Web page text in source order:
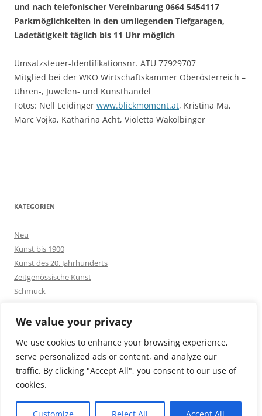
We value your privacy
We use cookies to enhance your browsing experience,
serve personalized ads or content, and analyze our
traffic. By clicking "Accept All", you consent to our use of
cookies.
und nach telefonischer Vereinbarung 0664 5454117
Parkmöglichkeiten in den umliegenden Tiefgaragen,
Ladetätigkeit täglich bis 11 Uhr möglich
Umsatzsteuer-Identifikationsnr. ATU 77929707
Mitglied bei der WKO Wirtschaftskammer Oberösterreich –
Uhren-, Juwelen- und Kunsthandel
Fotos: Nell Leidinger www.blickmoment.at, Kristina Ma,
Marc Vojka, Katharina Acht, Violetta Wakolbinger
KATEGORIEN
Neu
Kunst bis 1900
Kunst des 20. Jahrhunderts
Zeitgenössische Kunst
Schmuck
Silberschmuck
Sonstiges